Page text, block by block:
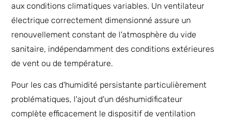
aux conditions climatiques variables. Un ventilateur
électrique correctement dimensionné assure un
renouvellement constant de l'atmosphère du vide
sanitaire, indépendamment des conditions extérieures
de vent ou de température.
Pour les cas d'humidité persistante particulièrement
problématiques, l'ajout d'un déshumidificateur
complète efficacement le dispositif de ventilation